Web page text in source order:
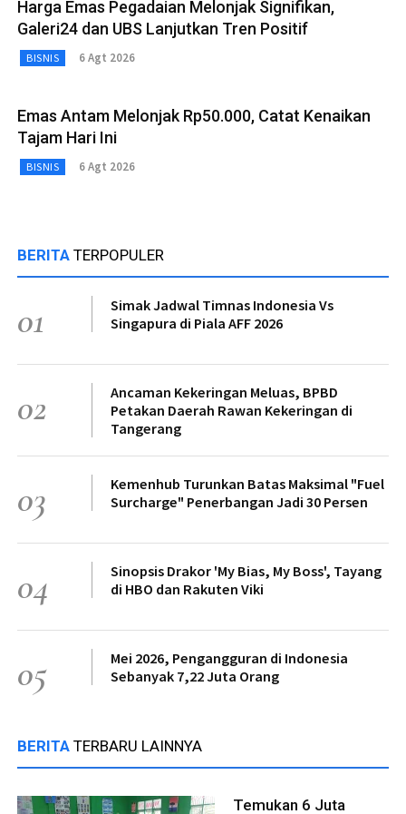
Harga Emas Pegadaian Melonjak Signifikan,
Galeri24 dan UBS Lanjutkan Tren Positif
BISNIS 6 Agt 2026
Emas Antam Melonjak Rp50.000, Catat Kenaikan
Tajam Hari Ini
BISNIS 6 Agt 2026
BERITA TERPOPULER
01
Simak Jadwal Timnas Indonesia Vs
Singapura di Piala AFF 2026
02
Ancaman Kekeringan Meluas, BPBD
Petakan Daerah Rawan Kekeringan di
Tangerang
03
Kemenhub Turunkan Batas Maksimal "Fuel
Surcharge" Penerbangan Jadi 30 Persen
04
Sinopsis Drakor 'My Bias, My Boss', Tayang
di HBO dan Rakuten Viki
05
Mei 2026, Pengangguran di Indonesia
Sebanyak 7,22 Juta Orang
BERITA TERBARU LAINNYA
Temukan 6 Juta